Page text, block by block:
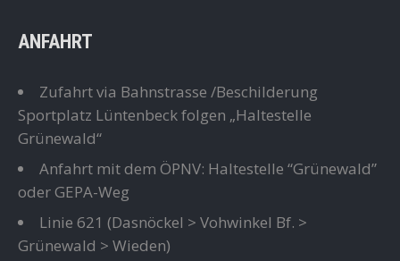
ANFAHRT
Zufahrt via Bahnstrasse /Beschilderung
Sportplatz Lüntenbeck folgen „Haltestelle
Grünewald“
Anfahrt mit dem ÖPNV: Haltestelle “Grünewald”
oder GEPA-Weg
Linie 621 (Dasnöckel > Vohwinkel Bf. >
Grünewald > Wieden)